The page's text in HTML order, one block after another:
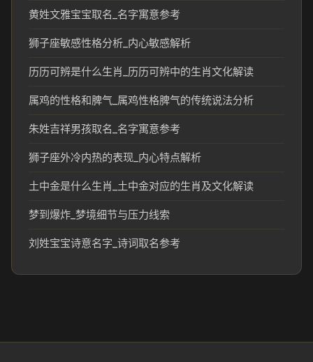
黄姓文雅宝宝取名_名字寓意参考
狮子座敏感性格分析_内心敏感解析
历历可辨是什么生肖_历历可辨中的生肖文化解读
属鸡的性格和脾气_属鸡性格脾气的传统说法分析
朱姓吉祥男孩取名_名字寓意参考
狮子座外冷内热的表现_内心特点解析
土中金是什么生肖_土中金对应的生肖及文化解读
梦到爆炸_梦境细节与压力线索
刘姓宝宝诗意名字_诗词取名参考